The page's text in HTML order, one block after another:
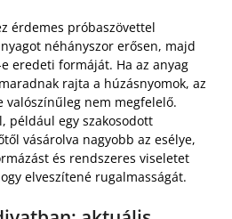
érdemes próbaszövettel
néhányszor erősen, majd
eredeti formáját. Ha az anyag
rajta a húzásnyomok, az
valószínűleg nem megfelelő.
például egy szakosodott
vásárolva nagyobb az esélye,
és rendszeres viseletet
elveszítené rugalmasságát.